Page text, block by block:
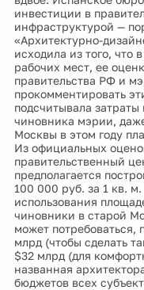
инвестиции в
инфраструктурой —
«Архитектурно-
исходила из того, что
рабочих мест, ее
правительства РФ и
прокомментировать
подсчитывала
чиновника мэрии,
Москвы в этом году
Из официальных
правительственный
предполагается
100 000 руб. за 1 кв.
использования
чиновники в старой
может
млрд (чтобы сделать
$32 млрд (для
названная
бюджетов всех